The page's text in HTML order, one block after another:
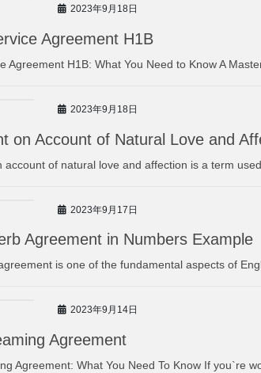
2023年9月18日
Agreement H1B
Agreement H1B: What You Need to Know A
2023年9月18日
on Account of Natural Love and
account of natural love and affection is a term
2023年9月17日
Agreement in Numbers Example
is one of the fundamental aspects of
2023年9月14日
Agreement
Agreement: What You Need To Know If you`re